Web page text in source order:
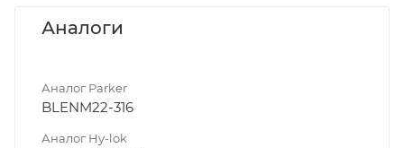
Аналоги
Аналог Parker
BLENM22-316
Аналог Hy-lok